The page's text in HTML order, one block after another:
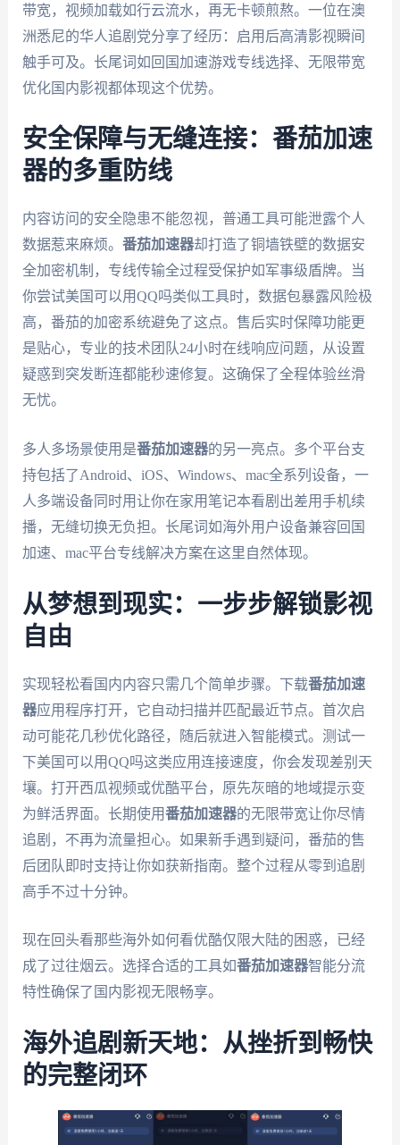
带宽，视频加载如行云流水，再无卡顿煎熬。一位在澳
洲悉尼的华人追剧党分享了经历：启用后高清影视瞬间
触手可及。长尾词如回国加速游戏专线选择、无限带宽
优化国内影视都体现这个优势。
安全保障与无缝连接：番茄加速
器的多重防线
内容访问的安全隐患不能忽视，普通工具可能泄露个人
数据惹来麻烦。 番茄加速器却打造了铜墙铁壁的数据安
全加密机制，专线传输全过程受保护如军事级盾牌。当
你尝试美国可以用QQ吗类似工具时，数据包暴露风险极
高，番茄的加密系统避免了这点。售后实时保障功能更
是贴心，专业的技术团队24小时在线响应问题，从设置
疑惑到突发断连都能秒速修复。这确保了全程体验丝滑
无忧。
多人多场景使用是番茄加速器的另一亮点。多个平台支
持包括了Android、iOS、Windows、mac全系列设备，一
人多端设备同时用让你在家用笔记本看剧出差用手机续
播，无缝切换无负担。长尾词如海外用户设备兼容回国
加速、mac平台专线解决方案在这里自然体现。
从梦想到现实：一步步解锁影视
自由
实现轻松看国内内容只需几个简单步骤。下载番茄加速
器应用程序打开，它自动扫描并匹配最近节点。首次启
动可能花几秒优化路径，随后就进入智能模式。测试一
下美国可以用QQ吗这类应用连接速度，你会发现差别天
壤。打开西瓜视频或优酷平台，原先灰暗的地域提示变
为鲜活界面。长期使用番茄加速器的无限带宽让你尽情
追剧，不再为流量担心。如果新手遇到疑问，番茄的售
后团队即时支持让你如获新指南。整个过程从零到追剧
高手不过十分钟。
现在回头看那些海外如何看优酷仅限大陆的困惑，已经
成了过往烟云。选择合适的工具如番茄加速器智能分流
特性确保了国内影视无限畅享。
海外追剧新天地：从挫折到畅快
的完整闭环